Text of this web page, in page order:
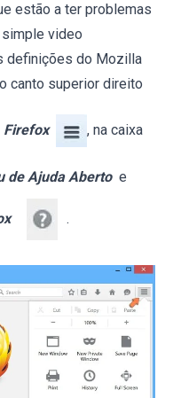
estão a ter problemas
video
definições do Mozilla
canto superior direito
Firefox , na caixa
de Ajuda Aberto e
.